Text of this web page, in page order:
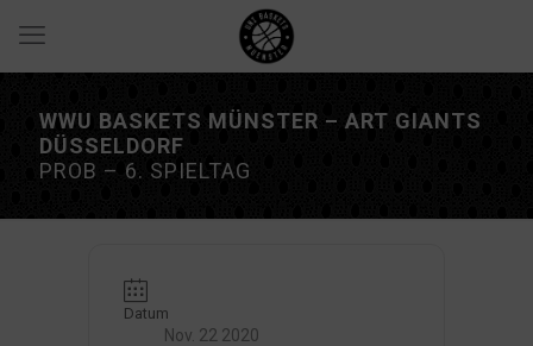
WWU BASKETS MÜNSTER – ART GIANTS
DÜSSELDORF
PROB – 6. SPIELTAG
Datum
Nov. 22 2020